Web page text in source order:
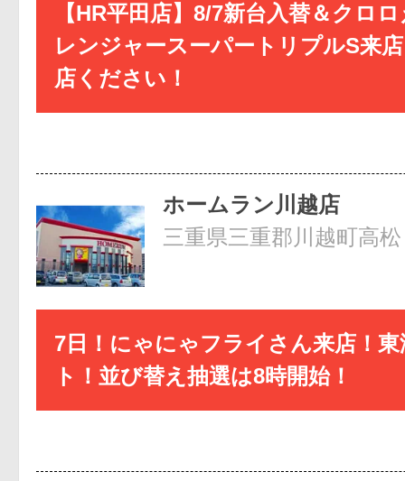
【HR平田店】8/7新台入替＆クロ
レンジャースーパートリプルS来
店ください！
ホームラン川越店
三重県三重郡川越町高
7日！にゃにゃフライさん来店！
ト！並び替え抽選は8時開始！